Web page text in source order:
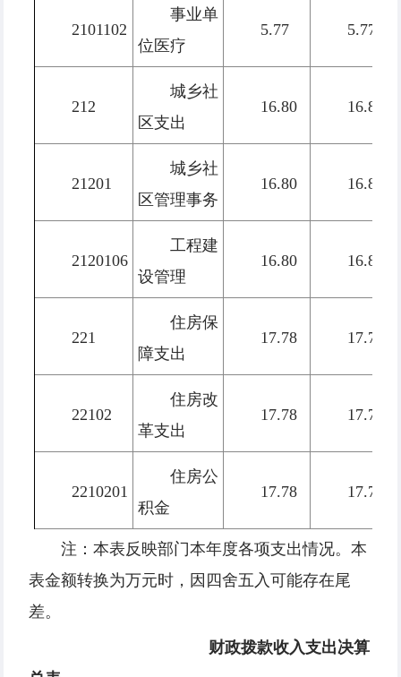
2101102
事业单
位医疗
5.77 5.77
212
城乡社
区支出
16.80 16.80
21201
城乡社
区管理事务
16.80 16.80
2120106
工程建
设管理
16.80 16.80
221
住房保
障支出
17.78 17.78
22102
住房改
革支出
17.78 17.78
2210201
住房公
积金
17.78 17.78
注：本表反映部门本年度各项支出情况。本
表金额转换为万元时，因四舍五入可能存在尾
差。
财政拨款收入支出决算